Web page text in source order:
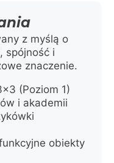
z myślą o
spójność i
znaczenie.
(Poziom 1)
i akademii
obiekty